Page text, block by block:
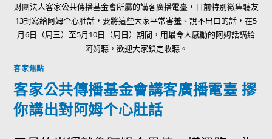
財團法人客家公共傳播基金會所屬的講客廣播電臺，日前特別徵集聽友
13封寫給阿姆个心肚話，要將這些大家平常害羞、說不出口的話，在5
月6日（周三）至5月10日（周日）期間，用最令人感動的阿姆話講給
阿姆聽，歡迎大家鎖定收聽。
客家焦點
客家公共傳播基金會講客廣播電臺 摎
你講出對阿姆个心肚話